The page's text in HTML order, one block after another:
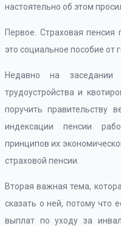
настоятельно об этом
Первое. Страховая пенсия
это социальное пособие от
Недавно на
трудоустройства и
поручить правительству
индексации пенсии
принципов их
страховой пенсии.
Вторая важная тема,
сказать о ней, потому что
выплат по уходу за